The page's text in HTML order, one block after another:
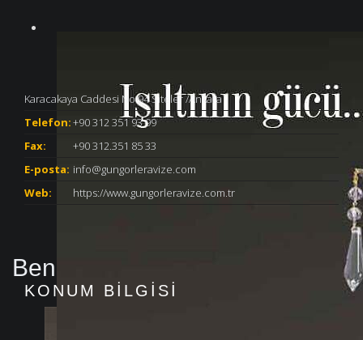
Benzer Ürünler
Karacakaya Caddesi No:94 Siteler /Ankara
Telefon:+90 312 351 93 99
Fax:
+90 312.351 85 33
E-posta: info@gungorleravize.com
Web:
https://www.gungorleravize.com.tr
KONUM BİLGİSİ